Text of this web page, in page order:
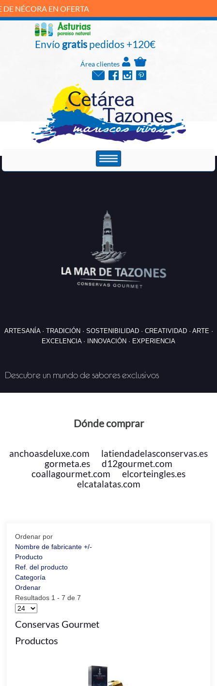
OFERTA
Envío gratispedidos +120€
Área clientes
ARTESANÍA · TRADICIÓN · SOSTENIBILIDAD · CREATIVIDAD · ARTE ·
EXCELENCIA · INNOVACIÓN · EXPERIENCIA
Descubre un mundo de sabores exclusivos
Dónde comprar
anchoasdeluxe.com
latiendadelasconservas.es
gormeta.es
d12gourmet.com
coallagourmet.com
elcorteingles.es
elcatalatas.com
Ordenar por
Nombre de fabricante +/-
Producto
Ref. del producto
Categoría
Ordenar
Resultados 1 - 7 de 7
Conservas Gourmet
Productos